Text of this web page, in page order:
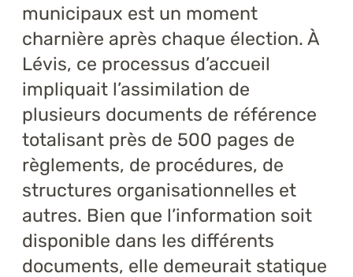
municipaux est un moment
charnière après chaque élection. À
Lévis, ce processus d’accueil
impliquait l’assimilation de
plusieurs documents de référence
totalisant près de 500 pages de
règlements, de procédures, de
structures organisationnelles et
autres. Bien que l’information soit
disponible dans les différents
documents, elle demeurait statique